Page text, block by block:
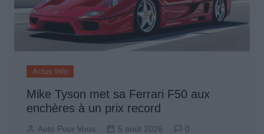
Actus Info
Mike Tyson met sa Ferrari F50 aux
enchères à un prix record
Auto Pour Vous 5 août 2026 0